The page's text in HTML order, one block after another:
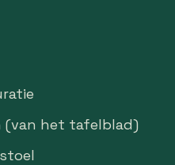
(van het tafelblad)